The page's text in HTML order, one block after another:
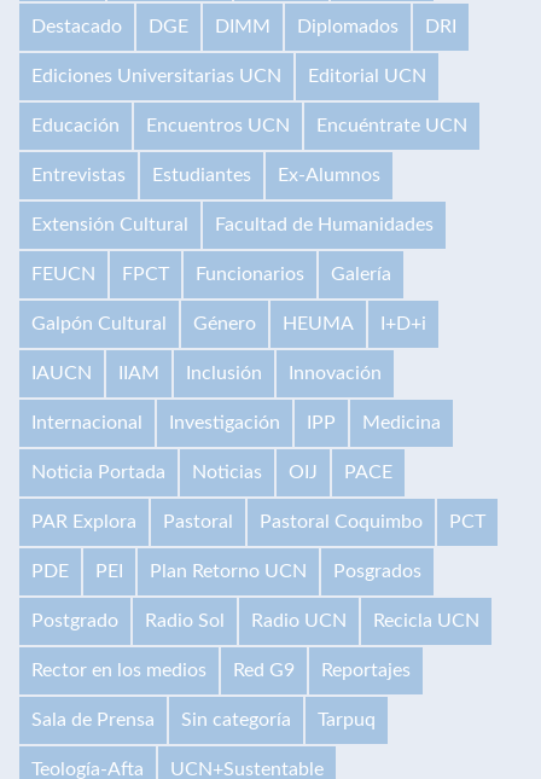
Destacado DGE DIMM Diplomados DRI
Ediciones Universitarias UCN Editorial UCN
Educación Encuentros UCN Encuéntrate UCN
Entrevistas Estudiantes Ex-Alumnos
Extensión Cultural Facultad de Humanidades
FEUCN FPCT Funcionarios Galería
Galpón Cultural Género HEUMA I+D+i
IAUCN IIAM Inclusión Innovación
Internacional Investigación IPP Medicina
Noticia Portada Noticias OIJ PACE
PAR Explora Pastoral Pastoral Coquimbo PCT
PDE PEI Plan Retorno UCN Posgrados
Postgrado Radio Sol Radio UCN Recicla UCN
Rector en los medios Red G9 Reportajes
Sala de Prensa Sin categoría Tarpuq
Teología-Afta UCN+Sustentable